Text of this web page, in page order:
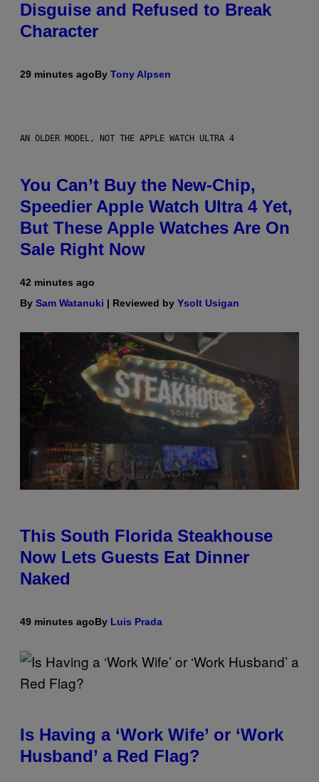
Disguise and Refused to Break
Character
29 minutes agoBy Tony Alpsen
AN OLDER MODEL, NOT THE APPLE WATCH ULTRA 4
You Can’t Buy the New-Chip,
Speedier Apple Watch Ultra 4 Yet,
But These Apple Watches Are On
Sale Right Now
42 minutes ago
By Sam Watanuki | Reviewed by Ysolt Usigan
This South Florida Steakhouse
Now Lets Guests Eat Dinner
Naked
49 minutes agoBy Luis Prada
Is Having a ‘Work Wife’ or ‘Work
Husband’ a Red Flag?